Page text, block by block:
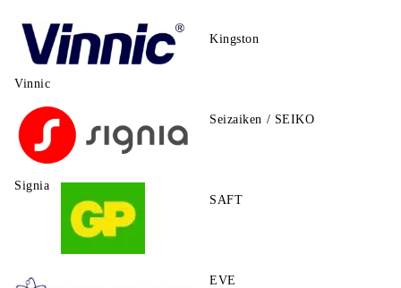
Vinnic
Kingston
Signia
Seizaiken / SEIKO
SAFT
EVE